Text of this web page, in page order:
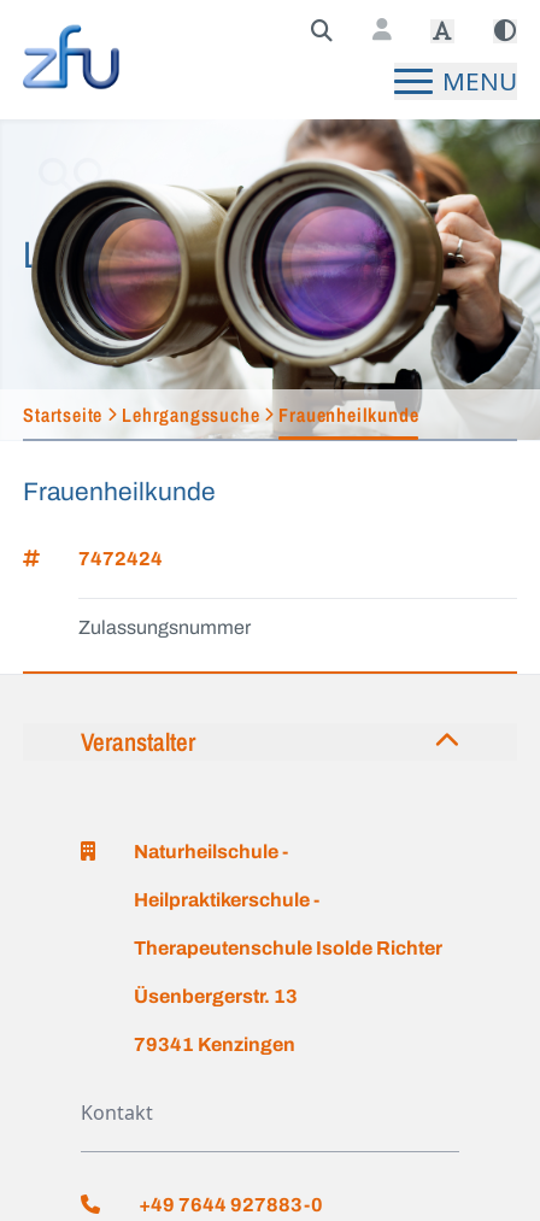
Zentralstelle für Fernunterricht Hauptseite
MENU
Lehrgangssuche
Startseite Lehrgangssuche Frauenheilkunde
Frauenheilkunde
7472424
Zulassungsnummer
Veranstalter
Naturheilschule -
Heilpraktikerschule -
Therapeutenschule Isolde Richter
Üsenbergerstr. 13
79341 Kenzingen
Kontakt
+49 7644 927883-0